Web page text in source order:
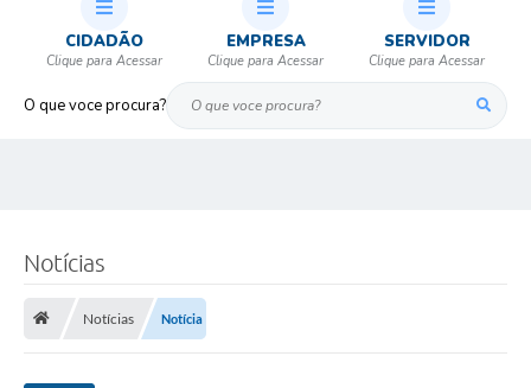
O que voce procura?
CIDADÃO EMPRESA SERVIDOR
Notícias
Notícias Notícia